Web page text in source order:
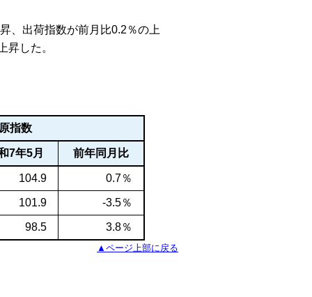
、出荷指数が前月比0.2％の上
昇した。
指数
7年5月 前年同月比
104.9 0.7％
101.9 -3.5％
98.5 3.8％
▲ページ上部に戻る